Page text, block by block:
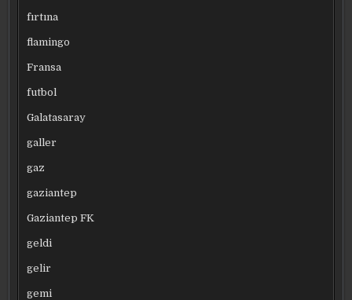
fırtına
flamingo
Fransa
futbol
Galatasaray
galler
gaz
gaziantep
Gaziantep FK
geldi
gelir
gemi